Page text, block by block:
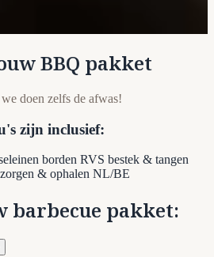
BBQ pakket
doen zelfs de afwas!
zijn inclusief:
borden RVS bestek & tangen
& ophalen NL/BE
barbecue pakket: